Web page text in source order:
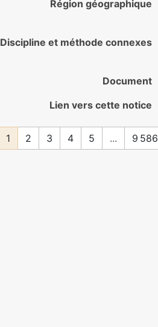
Région géographique
Discipline et méthode connexes
Document
Lien vers cette notice
1 2 3 4 5 ... 9 586